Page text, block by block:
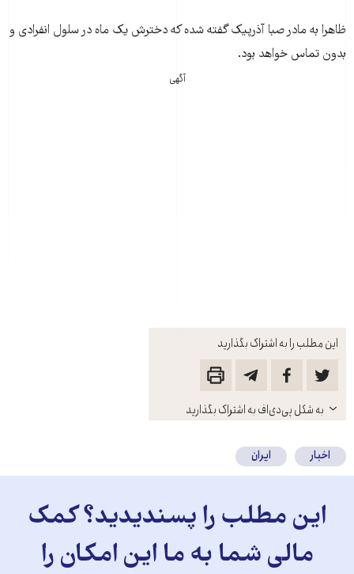
این مطلب را به اشتراک بگذارید
باز
کنید
به شکل پی‌دی‌اف به اشتراک بگذارید
ظاهرا به مادر صبا آذرپيک گفته شده که دخترش يک ماه در سلول انفرادی و
بدون تماس خواهد بود.
آگهی
اخبار ایران
این مطلب را پسندیدید؟ کمک
مالی شما به ما این امکان را